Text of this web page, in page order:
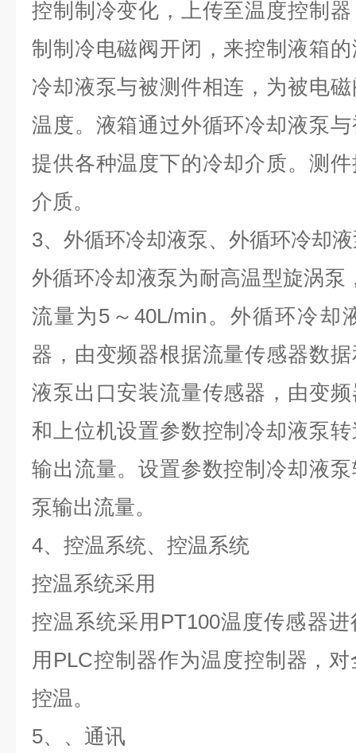
控制制冷变化，上传至温度控制
制制冷电磁阀开闭，来控制液箱
冷却液泵与被测件相连，为被电
温度。液箱通过外循环冷却液泵
提供各种温度下的冷却介质。测
介质。
3、外循环冷却液泵、外循环冷却
外循环冷却液泵为耐高温型旋涡泵
流量为5 ～ 40L/min。外循环冷却
器，由变频器根据流量传感器数
液泵出口安装流量传感器，由变
和上位机设置参数控制冷却液泵
输出流量。设置参数控制冷却液
泵输出流量。
4、控温系统、控温系统
控温系统采用
控温系统采用 PT100温度传感器
用 PLC控制器作为温度控制器，
控温。
5、、通讯